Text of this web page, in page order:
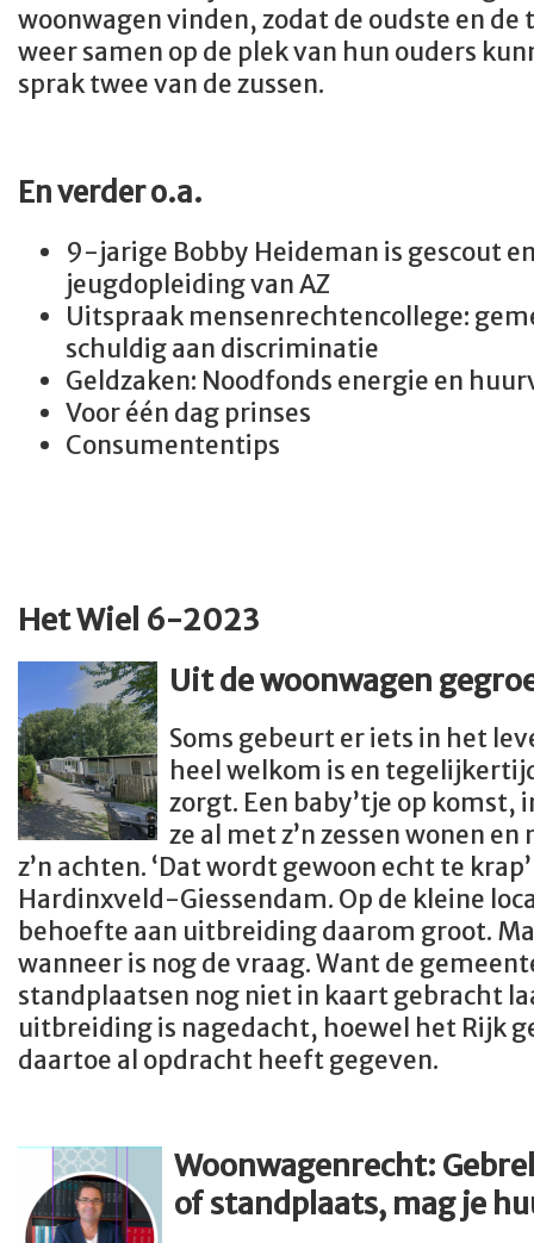
woonwagen vinden, zodat de oudste en de
weer samen op de plek van hun ouders
sprak twee van de zussen.
En verder o.a.
9-jarige Bobby Heideman is gescout
jeugdopleiding van AZ
Uitspraak mensenrechtencollege:
schuldig aan discriminatie
Geldzaken: Noodfonds energie en
Voor één dag prinses
Consumententips
Het Wiel 6-2023
Uit de woonwagen
Soms gebeurt er iets in het
heel welkom is en
zorgt. Een baby’tje op komst,
ze al met z’n zessen wonen
z’n achten. ‘Dat wordt gewoon echt te
Hardinxveld-Giessendam. Op de kleine
behoefte aan uitbreiding daarom groot.
wanneer is nog de vraag. Want de
standplaatsen nog niet in kaart gebracht
uitbreiding is nagedacht, hoewel het Rijk
daartoe al opdracht heeft gegeven.
Woonwagenrecht:
of standplaats, mag je